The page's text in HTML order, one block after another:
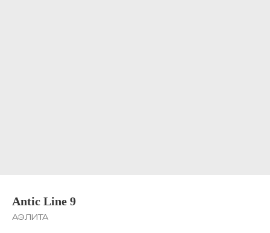
Antic Line 9
АЭЛИТА